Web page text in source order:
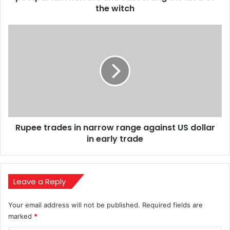
the witch
in
early
Rupee trades in narrow range against US dollar
in early trade
Leave a Reply
Your email address will not be published. Required fields are
marked *